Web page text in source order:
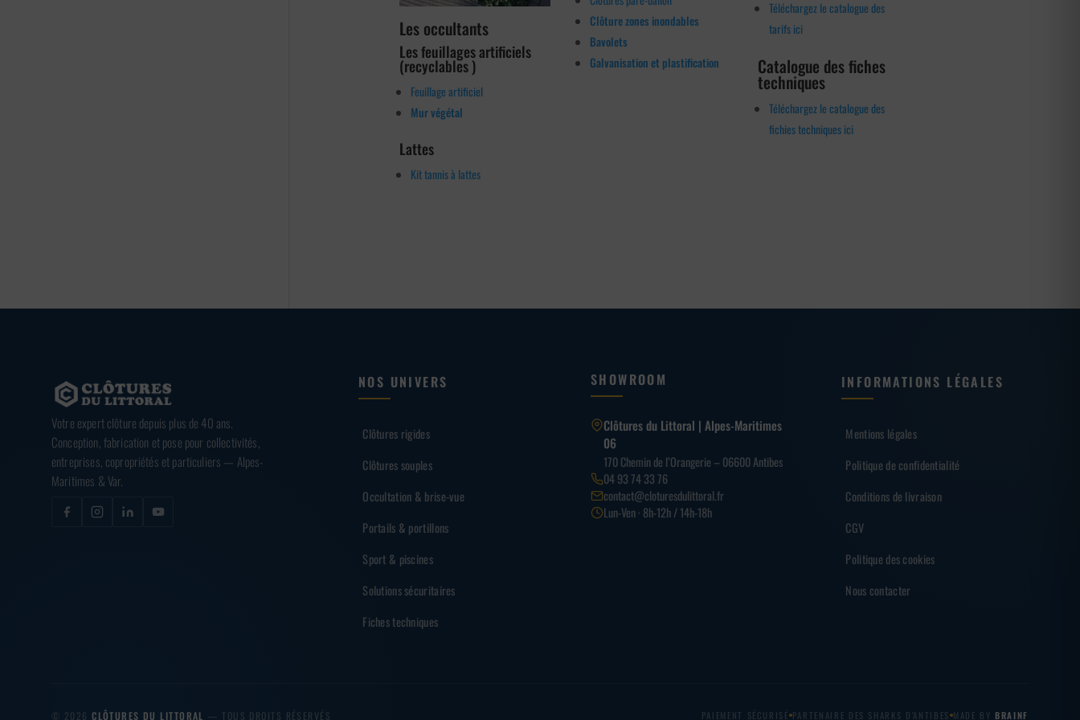
Les occultants
Les feuillages artificiels
(recyclables )
Feuillage artificiel
Mur végétal
Lattes
Kit tannis à lattes
Clôture zones inondables
Bavolets
Galvanisation et plastification
Téléchargez le catalogue des
tarifs ici
Catalogue des fiches
techniques
Téléchargez le catalogue des
fichies techniques ici
Votre expert clôture depuis plus de 40 ans.
Conception, fabrication et pose pour collectivités,
entreprises, copropriétés et particuliers — Alpes-
Maritimes & Var.
NOS UNIVERS
Clôtures rigides
Clôtures souples
Occultation & brise-vue
Portails & portillons
Sport & piscines
Solutions sécuritaires
Fiches techniques
SHOWROOM
Clôtures du Littoral | Alpes-Maritimes
06
170 Chemin de l’Orangerie – 06600 Antibes
04 93 74 33 76
contact@cloturesdulittoral.fr
Lun-Ven · 8h-12h / 14h-18h
INFORMATIONS LÉGALES
Mentions légales
Politique de confidentialité
Conditions de livraison
CGV
Politique des cookies
Nous contacter
© 2026CLÔTURES DU LITTORAL — TOUS DROITS RÉSERVÉS PAIEMENT SÉCURISÉ PARTENAIRE DES SHARKS D'ANTIBES MADE BY BRAINF